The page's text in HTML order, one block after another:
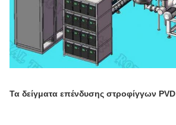
Τα δείγματα επένδυσης στροφίγγων PVD